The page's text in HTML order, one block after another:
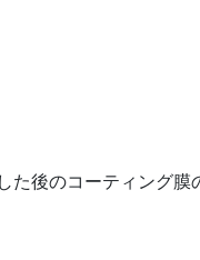
た後のコーティング膜